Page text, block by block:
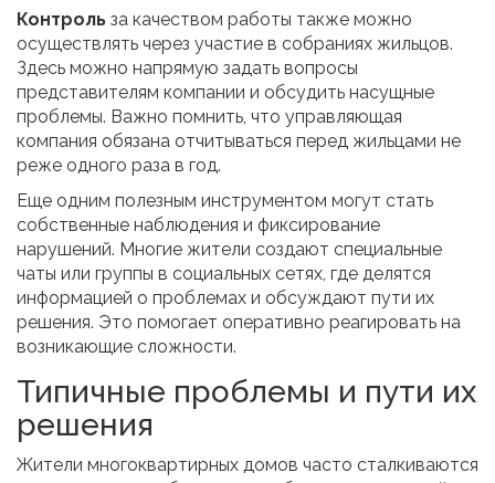
Контроль за качеством работы также можно
осуществлять через участие в собраниях жильцов.
Здесь можно напрямую задать вопросы
представителям компании и обсудить насущные
проблемы. Важно помнить, что управляющая
компания обязана отчитываться перед жильцами не
реже одного раза в год.
Еще одним полезным инструментом могут стать
собственные наблюдения и фиксирование
нарушений. Многие жители создают специальные
чаты или группы в социальных сетях, где делятся
информацией о проблемах и обсуждают пути их
решения. Это помогает оперативно реагировать на
возникающие сложности.
Типичные проблемы и пути их
решения
Жители многоквартирных домов часто сталкиваются